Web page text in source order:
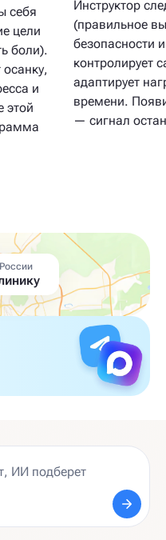
себя
цели
боли).
и
этой
Инструктор
(правильное
безопасности
контролирует
адаптирует
времени.
— сигнал